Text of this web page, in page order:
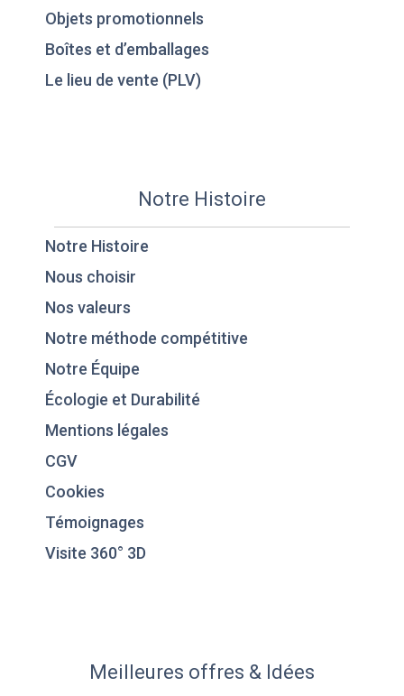
Objets promotionnels
Boîtes et d’emballages
Le lieu de vente (PLV)
Notre Histoire
Notre Histoire
Nous choisir
Nos valeurs
Notre méthode compétitive
Notre Équipe
Écologie et Durabilité
Mentions légales
CGV
Cookies
Témoignages
Visite 360° 3D
Meilleures offres & Idées